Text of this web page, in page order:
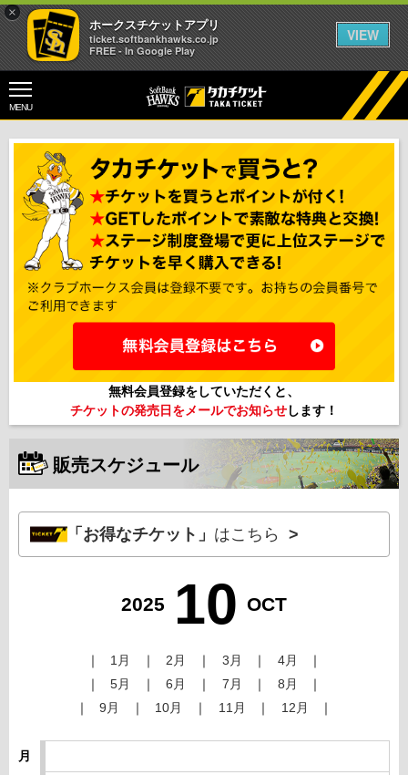
×
ホークスチケットアプリ
ticket.softbankhawks.co.jp
FREE - In Google Play
VIEW
MENU
無料会員登録をしていただくと、
チケットの発売日をメールでお知らせします！
販売スケジュール
「お得なチケット」 はこちら
2025 10 OCT
1月 2月 3月
4月
5月
6月 7月
8月
9月
10月 11月 12月
月